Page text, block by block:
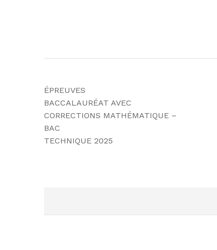
ÉPREUVES
BACCALAURÉAT AVEC
CORRECTIONS MATHÉMATIQUE –
BAC
TECHNIQUE 2025